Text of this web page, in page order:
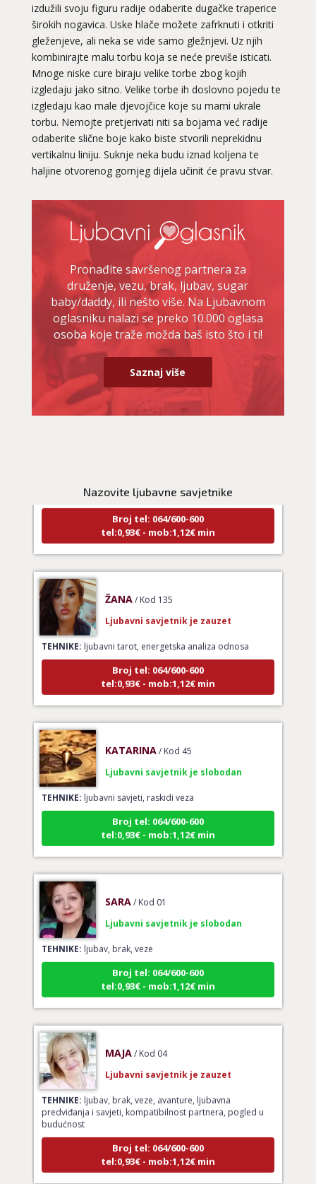
izdužili svoju figuru radije odaberite dugačke traperice
širokih nogavica. Uske hlače možete zafrknuti i otkriti
gleženjeve, ali neka se vide samo gležnjevi. Uz njih
kombinirajte malu torbu koja se neće previše isticati.
Mnoge niske cure biraju velike torbe zbog kojih
izgledaju jako sitno. Velike torbe ih doslovno pojedu te
izgledaju kao male djevojčice koje su mami ukrale
torbu. Nemojte pretjerivati niti sa bojama već radije
odaberite slične boje kako biste stvorili neprekidnu
vertikalnu liniju. Suknje neka budu iznad koljena te
haljine otvorenog gornjeg dijela učinit će pravu stvar.
Pronađite savršenog partnera za
druženje, vezu, brak, ljubav, sugar
baby/daddy, ili nešto više. Na Ljubavnom
oglasniku nalazi se preko 10.000 oglasa
osoba koje traže možda baš isto što i ti!
Saznaj više
Nazovite ljubavne savjetnike
Broj tel: 064/600-600
tel:0,93€ - mob:1,12€ min
TEHNIKE:ljubavni tarot, energetska analiza odnosa
Broj tel: 064/600-600
tel:0,93€ - mob:1,12€ min
TEHNIKE:ljubavni savjeti, raskidi veza
Broj tel: 064/600-600
tel:0,93€ - mob:1,12€ min
TEHNIKE:ljubav, brak, veze
Broj tel: 064/600-600
tel:0,93€ - mob:1,12€ min
Ljubavni savjetnik je zauzet
TEHNIKE:ljubav, brak, veze, avanture, ljubavna
predviđanja i savjeti, kompatibilnost partnera, pogled u
budućnost
Broj tel: 064/600-600
tel:0,93€ - mob:1,12€ min